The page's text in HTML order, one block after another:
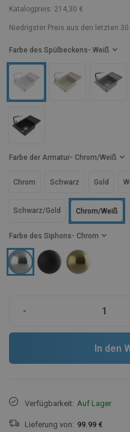
Katalogpreis: 214,30 €
Niedrigster Preis aus den letzten 30
Farbe des Siphons - Chrom
Farbe des Spülbeckens - Weiß
Farbe der Armatur - Chrom/Weiß
Gold
Chrom Schwarz
Chrom/Weiß
Schwarz/Gold
-
In den
Verfügbarkeit: Auf Lager
Lieferung von: 99.99 €